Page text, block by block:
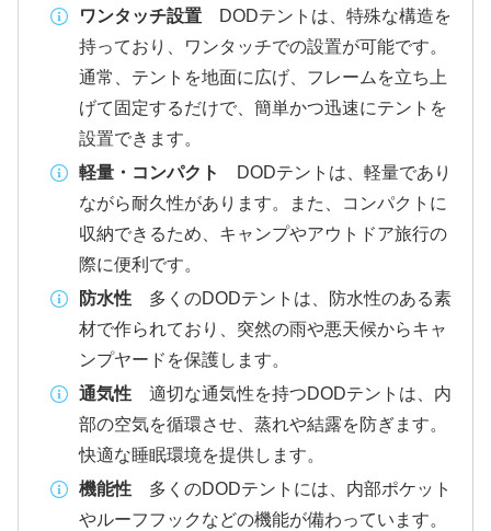
ワンタッチ設置DODテントは、特殊な構造を
持っており、ワンタッチでの設置が可能です。
通常、テントを地面に広げ、フレームを立ち上
げて固定するだけで、簡単かつ迅速にテントを
設置できます。
軽量・コンパクト
DODテントは、軽量であり
ながら耐久性があります。また、コンパクトに
収納できるため、キャンプやアウトドア旅行の
際に便利です。
防水性多くのDODテントは、防水性のある素
材で作られており、突然の雨や悪天候からキャ
ンプヤードを保護します。
通気性適切な通気性を持つDODテントは、内
部の空気を循環させ、蒸れや結露を防ぎます。
快適な睡眠環境を提供します。
機能性多くのDODテントには、内部ポケット
やルーフフックなどの機能が備わっています。